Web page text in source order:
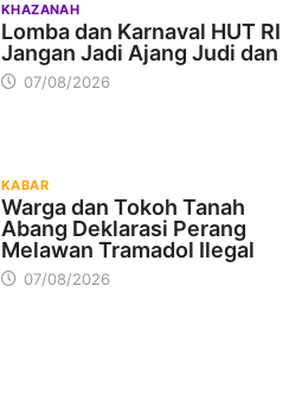
KHAZANAH
Lomba dan Karnaval HUT RI
Jangan Jadi Ajang Judi dan
07/08/2026
KABAR
Warga dan Tokoh Tanah
Abang Deklarasi Perang
Melawan Tramadol Ilegal
07/08/2026